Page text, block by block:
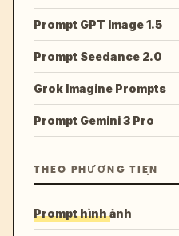
Prompt GPT Image 1.5
Prompt Seedance 2.0
Grok Imagine Prompts
Prompt Gemini 3 Pro
THEO PHƯƠNG TIỆN
Prompt hình ảnh